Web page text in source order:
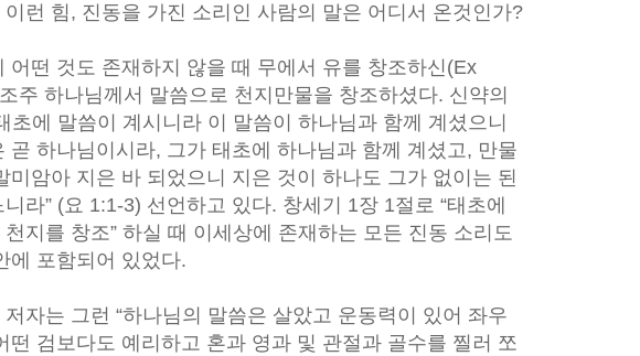
이런 힘, 진동을 가진 소리인 사람의 말은 어디서 온것인가?
어떤 것도 존재하지 않을 때 무에서 유를 창조하신(Ex
주 하나님께서 말씀으로 천지만물을 창조하셨다. 신약의
초에 말씀이 계시니라 이 말씀이 하나님과 함께 계셨으니
곧 하나님이시라, 그가 태초에 하나님과 함께 계셨고, 만물
미암아 지은 바 되었으니 지은 것이 하나도 그가 없이는 된
라” (요 1:1-3) 선언하고 있다. 창세기 1장 1절로 “태초에
지를 창조” 하실 때 이세상에 존재하는 모든 진동 소리도
에 포함되어 있었다.
저자는 그런 “하나님의 말씀은 살았고 운동력이 있어 좌우
떤 검보다도 예리하고 혼과 영과 및 관절과 골수를 찔러 쪼